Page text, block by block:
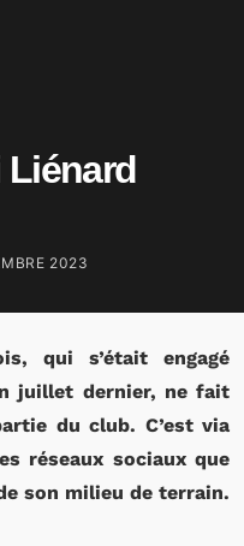
Liénard
2023
qui s’était engagé
juillet dernier, ne fait
du club. C’est via
réseaux sociaux que
son milieu de terrain.